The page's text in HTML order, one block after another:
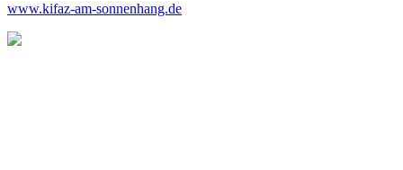
www.kifaz-am-sonnenhang.de